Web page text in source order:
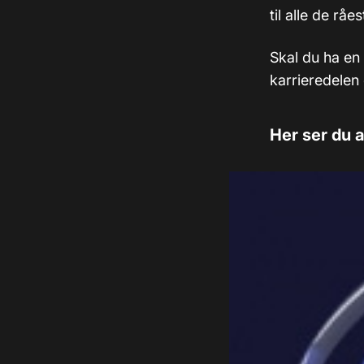
til alle de
Skal du ha
karrieredelen
Her ser du